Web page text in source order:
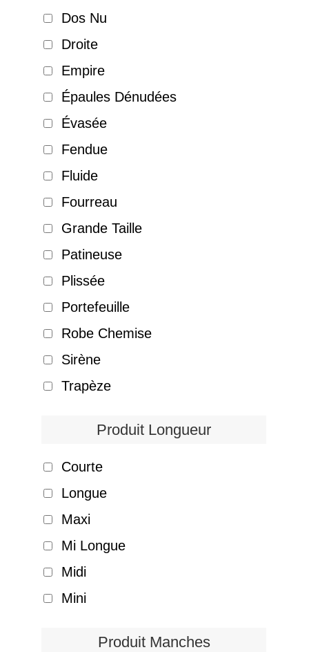
Dos Nu
Droite
Empire
Épaules Dénudées
Évasée
Fendue
Fluide
Fourreau
Grande Taille
Patineuse
Plissée
Portefeuille
Robe Chemise
Sirène
Trapèze
Produit Longueur
Courte
Longue
Maxi
Mi Longue
Midi
Mini
Produit Manches